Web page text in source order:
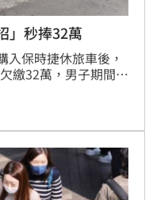
」秒捧32萬
保時捷休旅車後，
繳32萬，男子期間還
男子得知要將他限制